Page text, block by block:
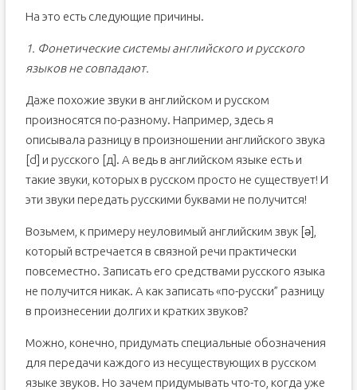
На это есть следующие причины.
1. Фонетические системы английского и русского
языков не совпадают.
Даже похожие звуки в английском и русском
произносятся по-разному. Например, здесь я
описывала разницу в произношении английского звука
[d] и русского [д]. А ведь в английском языке есть и
такие звуки, которых в русском просто не существует! И
эти звуки передать русскими буквами не получится!
Возьмем, к примеру неуловимый английским звук [ə],
который встречается в связной речи практически
повсеместно. Записать его средствами русского языка
не получится никак. А как записать «по-русски” разницу
в произнесении долгих и кратких звуков?
Можно, конечно, придумать специальные обозначения
для передачи каждого из несуществующих в русском
языке звуков. Но зачем придумывать что-то, когда уже